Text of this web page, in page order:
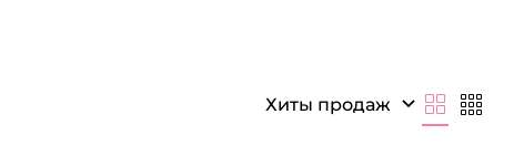
парфюмер Дюшафор. И он создал
ароматы, хотят быть оригинальными
стиль, предлагая большой выбор
Хиты продаж